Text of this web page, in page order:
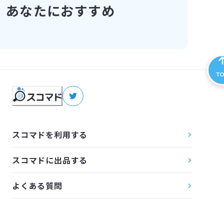
あなたにおすすめ
スコマドを利用する
スコマドに出品する
よくある質問